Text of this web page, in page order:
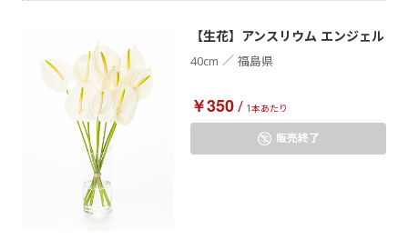
【生花】アンスリウム エンジェル
40cm ／ 福島県
￥350/ 1本あたり
販売終了